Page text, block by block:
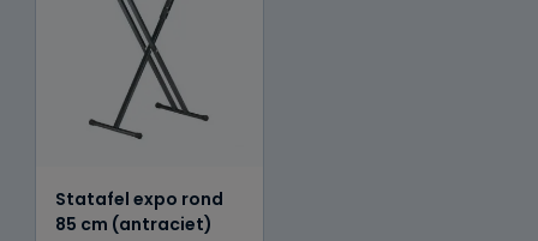
Statafel expo rond
85 cm (antraciet)